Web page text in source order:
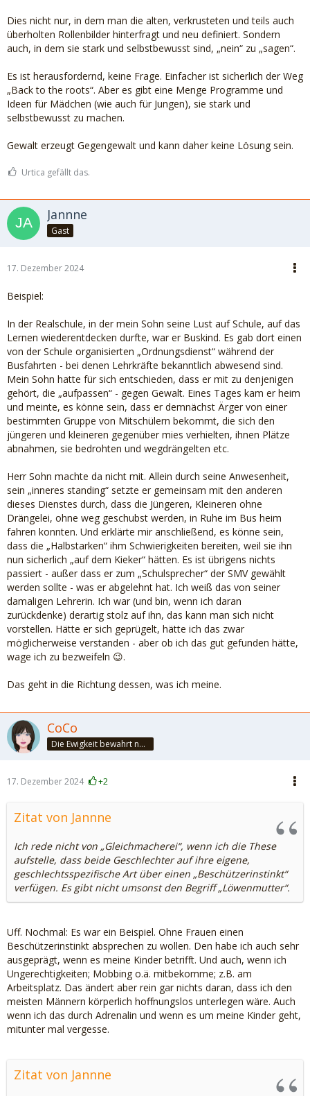
Dies nicht nur, in dem man die alten, verkrusteten und teils auch
überholten Rollenbilder hinterfragt und neu definiert. Sondern
auch, in dem sie stark und selbstbewusst sind, „nein“ zu „sagen“.
Es ist herausfordernd, keine Frage. Einfacher ist sicherlich der Weg
„Back to the roots“. Aber es gibt eine Menge Programme und
Ideen für Mädchen (wie auch für Jungen), sie stark und
selbstbewusst zu machen.
Gewalt erzeugt Gegengewalt und kann daher keine Lösung sein.
Urtica gefällt das.
Jannne
Gast
17. Dezember 2024
Beispiel:
In der Realschule, in der mein Sohn seine Lust auf Schule, auf das
Lernen wiederentdecken durfte, war er Buskind. Es gab dort einen
von der Schule organisierten „Ordnungsdienst“ während der
Busfahrten - bei denen Lehrkräfte bekanntlich abwesend sind.
Mein Sohn hatte für sich entschieden, dass er mit zu denjenigen
gehört, die „aufpassen“ - gegen Gewalt. Eines Tages kam er heim
und meinte, es könne sein, dass er demnächst Ärger von einer
bestimmten Gruppe von Mitschülern bekommt, die sich den
jüngeren und kleineren gegenüber mies verhielten, ihnen Plätze
abnahmen, sie bedrohten und wegdrängelten etc.
Herr Sohn machte da nicht mit. Allein durch seine Anwesenheit,
sein „inneres standing“ setzte er gemeinsam mit den anderen
dieses Dienstes durch, dass die Jüngeren, Kleineren ohne
Drängelei, ohne weg geschubst werden, in Ruhe im Bus heim
fahren konnten. Und erklärte mir anschließend, es könne sein,
dass die „Halbstarken“ ihm Schwierigkeiten bereiten, weil sie ihn
nun sicherlich „auf dem Kieker“ hätten. Es ist übrigens nichts
passiert - außer dass er zum „Schulsprecher“ der SMV gewählt
werden sollte - was er abgelehnt hat. Ich weiß das von seiner
damaligen Lehrerin. Ich war (und bin, wenn ich daran
zurückdenke) derartig stolz auf ihn, das kann man sich nicht
vorstellen. Hätte er sich geprügelt, hätte ich das zwar
möglicherweise verstanden - aber ob ich das gut gefunden hätte,
wage ich zu bezweifeln 😉.
Das geht in die Richtung dessen, was ich meine.
CoCo
Die Ewigkeit bewahrt nur die Liebe, weil sie von gleicher Natur ist. ~Khalil Gibran~
17. Dezember 2024 +2
Zitat von Jannne
Ich rede nicht von „Gleichmacherei“, wenn ich die These
aufstelle, dass beide Geschlechter auf ihre eigene,
geschlechtsspezifische Art über einen „Beschützerinstinkt“
verfügen. Es gibt nicht umsonst den Begriff „Löwenmutter“.
Uff. Nochmal: Es war ein Beispiel. Ohne Frauen einen
Beschützerinstinkt absprechen zu wollen. Den habe ich auch sehr
ausgeprägt, wenn es meine Kinder betrifft. Und auch, wenn ich
Ungerechtigkeiten; Mobbing o.ä. mitbekomme; z.B. am
Arbeitsplatz. Das ändert aber rein gar nichts daran, dass ich den
meisten Männern körperlich hoffnungslos unterlegen wäre. Auch
wenn ich das durch Adrenalin und wenn es um meine Kinder geht,
mitunter mal vergesse.
Zitat von Jannne